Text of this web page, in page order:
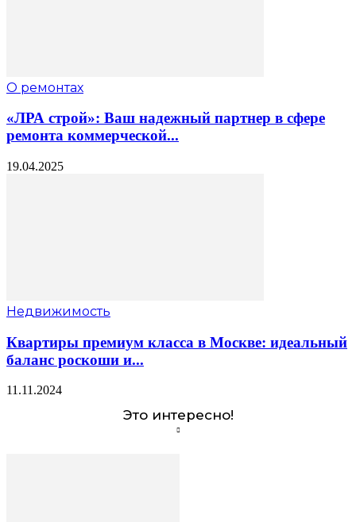
О ремонтах
«ЛРА строй»: Ваш надежный партнер в сфере
ремонта коммерческой...
19.04.2025
Недвижимость
Квартиры премиум класса в Москве: идеальный
баланс роскоши и...
11.11.2024
Это интересно!